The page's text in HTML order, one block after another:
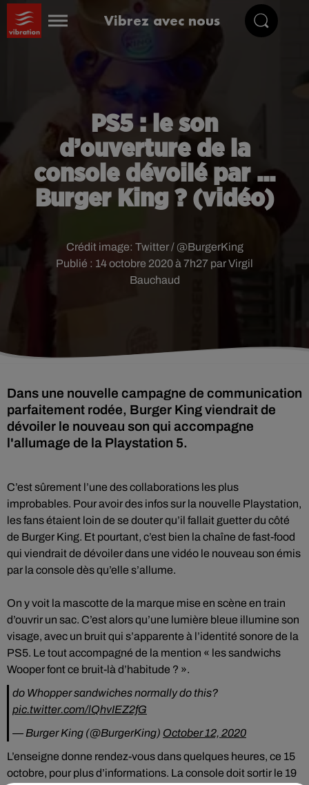
Vibrez avec nous
PS5 : le son
d’ouverture de la
console dévoilé par ...
Burger King ? (vidéo)
Publié : 14 octobre 2020 à 7h27 par Virgil
Bauchaud
Crédit image: Twitter / @BurgerKing
Dans une nouvelle campagne de communication
parfaitement rodée, Burger King viendrait de
dévoiler le nouveau son qui accompagne
l'allumage de la Playstation 5.
C’est sûrement l’une des collaborations les plus
improbables. Pour avoir des infos sur la nouvelle Playstation,
les fans étaient loin de se douter qu’il fallait guetter du côté
de Burger King. Et pourtant, c’est bien la chaîne de fast-food
qui viendrait de dévoiler dans une vidéo le nouveau son émis
par la console dès qu’elle s’allume.
On y voit la mascotte de la marque mise en scène en train
d’ouvrir un sac. C’est alors qu’une lumière bleue illumine son
visage, avec un bruit qui s’apparente à l’identité sonore de la
PS5. Le tout accompagné de la mention « les sandwichs
Wooper font ce bruit-là d’habitude ? ».
do Whopper sandwiches normally do this?
pic.twitter.com/lQhvIEZ2fG
— Burger King (@BurgerKing) October 12, 2020
L’enseigne donne rendez-vous dans quelques heures, ce 15
octobre, pour plus d’informations. La console doit sortir le 19